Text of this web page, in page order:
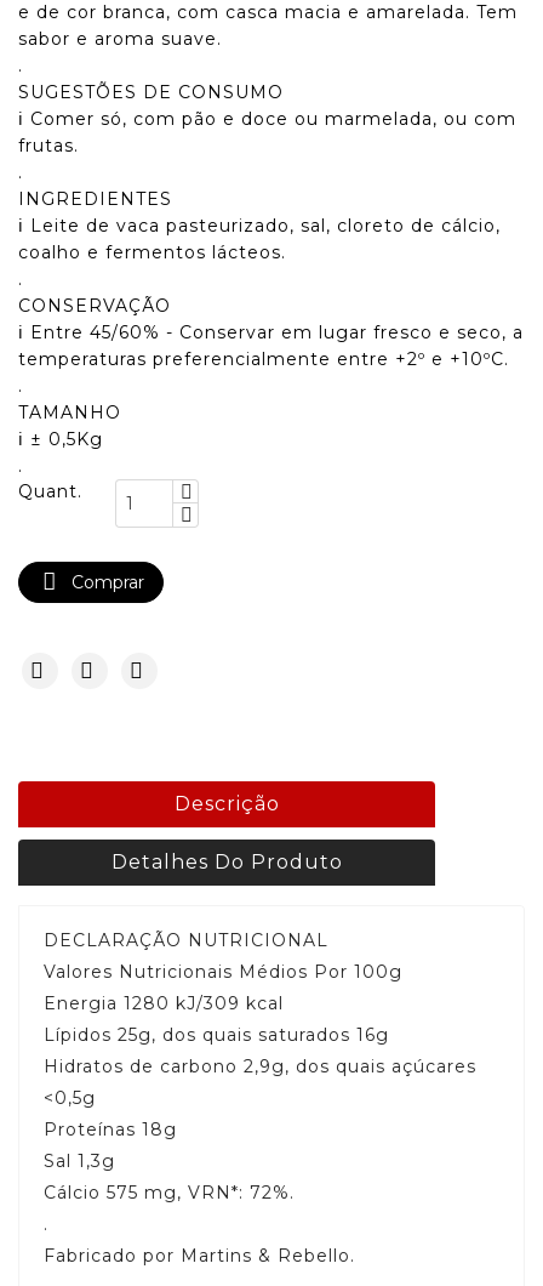
e de cor branca, com casca macia e amarelada. Tem
sabor e aroma suave.
.
SUGESTÕES DE CONSUMO
ℹ️ Comer só, com pão e doce ou marmelada, ou com
frutas.
.
INGREDIENTES
ℹ️ Leite de vaca pasteurizado, sal, cloreto de cálcio,
coalho e fermentos lácteos.
.
CONSERVAÇÃO
ℹ️ Entre 45/60% - Conservar em lugar fresco e seco, a
temperaturas preferencialmente entre +2º e +10ºC.
.
TAMANHO
ℹ️ ± 0,5Kg
.
Quant.
 Comprar
Descrição
Detalhes Do Produto
DECLARAÇÃO NUTRICIONAL
Valores Nutricionais Médios Por 100g
Energia 1280 kJ/309 kcal
Lípidos 25g, dos quais saturados 16g
Hidratos de carbono 2,9g, dos quais açúcares
<0,5g
Proteínas 18g
Sal 1,3g
Cálcio 575 mg, VRN*: 72%.
.
Fabricado por Martins & Rebello.